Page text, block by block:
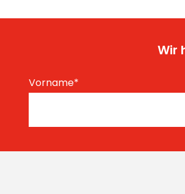
Wir
Vorname*